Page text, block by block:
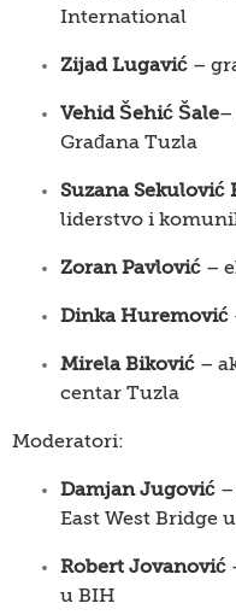
International
Zijad Lugavić –
Vehid Šehić Šale
Građana Tuzla
Suzana Sekulović
liderstvo i
Zoran Pavlović –
Dinka Huremović
Mirela Biković –
centar Tuzla
Moderatori:
Damjan Jugović
East West Bridge
Robert Jovanović
u BIH